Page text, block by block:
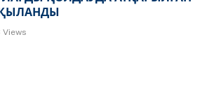
Views